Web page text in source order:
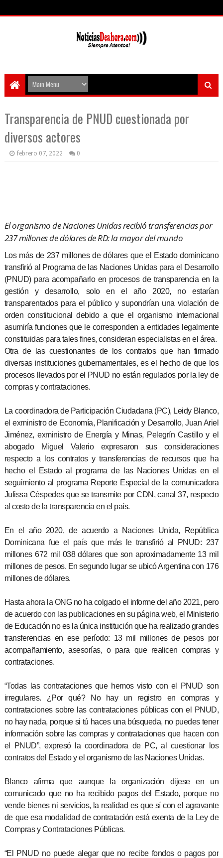
Transparencia de PNUD cuestionada por
diversos actores
febrero 07, 2022 0
El organismo de Naciones Unidas recibió transferencias por
237 millones de dólares de RD: la mayor del mundo
Los más de 237 millones de dólares que el Estado dominicano
transfirió al Programa de las Naciones Unidas para el Desarrollo
(PNUD) para acompañarlo en procesos de transparencia en la
gestión y desarrollo, solo en el año 2020, no estarían
transparentados para el público y supondrían una violación de
orden constitucional debido a que el organismo internacional
asumiría funciones que le corresponden a entidades legalmente
constituidas para tales fines, consideran especialistas en el área.
Otra de las cuestionantes de los contratos que han firmado
diversas instituciones gubernamentales, es el hecho de que los
procesos llevados por el PNUD no están regulados por la ley de
compras y contrataciones.
La coordinadora de Participación Ciudadana (PC), Leidy Blanco,
el exministro de Economía, Planificación y Desarrollo, Juan Ariel
Jiménez, exministro de Energía y Minas, Pelegrín Castillo y el
abogado Miguel Valerio expresaron sus consideraciones
respecto a los contratos y transferencias de recursos que ha
hecho el Estado al programa de las Naciones Unidas en el
seguimiento al programa Reporte Especial de la comunicadora
Julissa Céspedes que se transmite por CDN, canal 37, respecto
al costo de la transparencia en el país.
En el año 2020, de acuerdo a Naciones Unida, República
Dominicana fue el país que más le transfirió al PNUD: 237
millones 672 mil 038 dólares que son aproximadamente 13 mil
millones de pesos. En segundo lugar se ubicó Argentina con 176
millones de dólares.
Hasta ahora la ONG no ha colgado el informe del año 2021, pero
de acuerdo con las publicaciones en su página web, el Ministerio
de Educación no es la única institución que ha realizado grandes
transferencias en ese período: 13 mil millones de pesos por
acompañamiento, asesorías, o para que realicen compras y
contrataciones.
“Todas las contrataciones que hemos visto con el PNUD son
irregulares. ¿Por qué? No hay un registro en compras y
contrataciones sobre las contrataciones públicas con el PNUD,
no hay nada, porque si tú haces una búsqueda, no puedes tener
información sobre las compras y contrataciones que hacen con
el PNUD”, expresó la coordinadora de PC, al cuestionar los
contratos del Estado y el organismo de las Naciones Unidas.
Blanco afirma que aunque la organización dijese en un
comunicado que no ha recibido pagos del Estado, porque no
vende bienes ni servicios, la realidad es que sí con el agravante
de que esa modalidad de contratación está exenta de la Ley de
Compras y Contrataciones Públicas.
“El PNUD no puede alegar que no recibe fondos o pagos por